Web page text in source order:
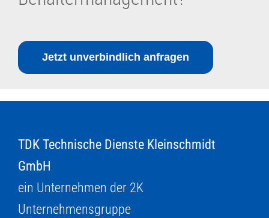
Jetzt unverbindlich anfragen
TDK Technische Dienste Kleinschmidt
GmbH
ein Unternehmen der 2K
Unternehmensgruppe